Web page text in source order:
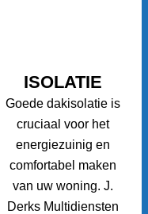
ISOLATIE
Goede dakisolatie is
cruciaal voor het
energiezuinig en
comfortabel maken
van uw woning. J.
Derks Multidiensten